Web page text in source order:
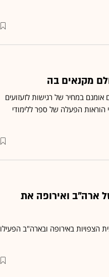
מקנאים בה
במחיר של רגישות לזעזועים
הפעלה של ספר ללימודי
ארה"ב ואירופה את
באירופה ובארה"ב הפעילו